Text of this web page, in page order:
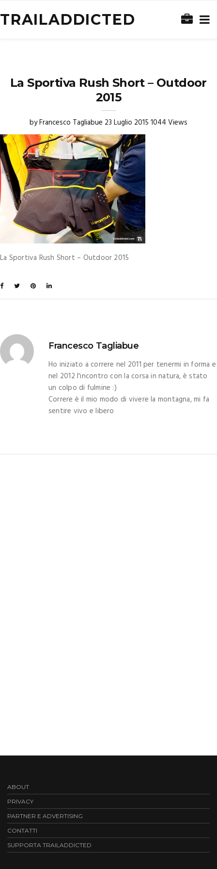
TRAILADDICTED
La Sportiva Rush Short – Outdoor
2015
byFrancesco Tagliabue 23 Luglio 2015 1044 Views
La Sportiva Rush Short – Outdoor 2015
Francesco Tagliabue
Ho iniziato a correre nel 2011 per tenermi in forma e
nel 2012 l'incontro con la corsa in natura, è stato
un colpo di fulmine :)
Correre è il mio modo di vivere la montagna, mi fa
sentire vivo e libero
ABOUT
PRIVACY
PARTNER E ADVERTISING
CONTATTI
SUPPORTA TRAILADDICTED